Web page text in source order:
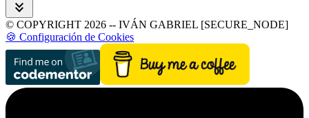
keyboard_double_arrow_down
© COPYRIGHT 2026 -- IVÁN GABRIEL [SECURE_NODE]
🍪 Configuración de Cookies